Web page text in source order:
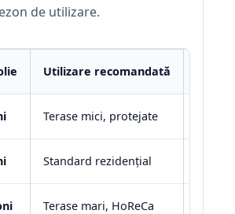
de utilizare.
Utilizare recomandată
Terase mici, protejate
Standard rezidențial
Terase mari, HoReCa